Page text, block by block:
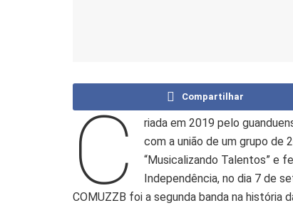
Compartilhar
C
riada em 2019 pelo
com a união de um grupo de
“Musicalizando Talentos” e
Independência, no dia 7 de
COMUZZB foi a segunda banda na história